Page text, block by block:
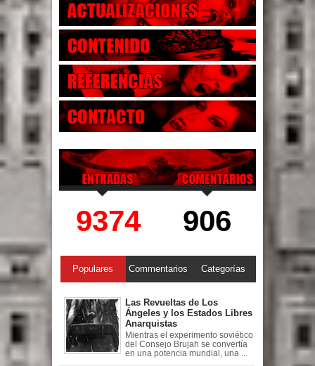
9374 906
Populares Commentarios Categorías
Las Revueltas de Los
Ángeles y los Estados Libres
Anarquistas
Mientras el experimento soviético
del Consejo Brujah se convertía
en una potencia mundial, una ...